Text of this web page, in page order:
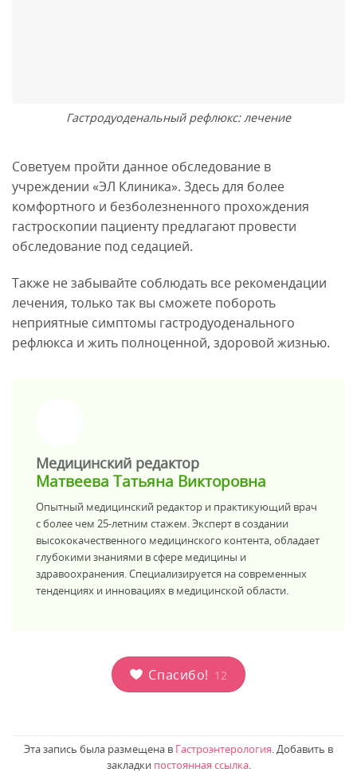
Гастродуоденальный рефлюкс: лечение
Советуем пройти данное обследование в
учреждении «ЭЛ Клиника». Здесь для более
комфортного и безболезненного прохождения
гастроскопии пациенту предлагают провести
обследование под седацией.
Также не забывайте соблюдать все рекомендации
лечения, только так вы сможете побороть
неприятные симптомы гастродуоденального
рефлюкса и жить полноценной, здоровой жизнью.
>
Медицинский редактор
Матвеева Татьяна Викторовна
Опытный медицинский редактор и практикующий врач
с более чем 25-летним стажем. Эксперт в создании
высококачественного медицинского контента, обладает
глубокими знаниями в сфере медицины и
здравоохранения. Специализируется на современных
тенденциях и инновациях в медицинской области.
Спасибо! 12
Эта запись была размещена в Гастроэнтерология. Добавить в
закладки постоянная ссылка.